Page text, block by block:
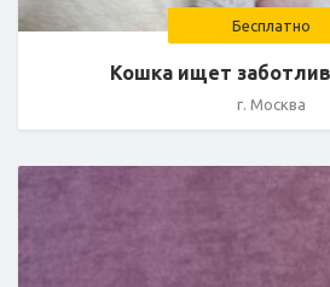
Бесплатно
Кошка ищет
г. Москва